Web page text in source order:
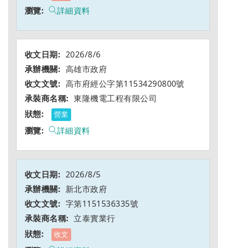
詳細資料
2026/8/6
高雄市政府
高市府經公字第11534290800號
東隆機電工程有限公司
營業
詳細資料
2026/8/5
新北市政府
字第1151536335號
立泰實業行
收文